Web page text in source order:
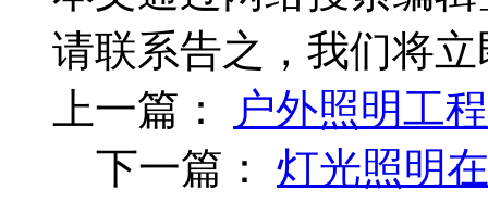
请联系告之，我们将
上一篇：
户外照明工
下一篇： 灯光照明